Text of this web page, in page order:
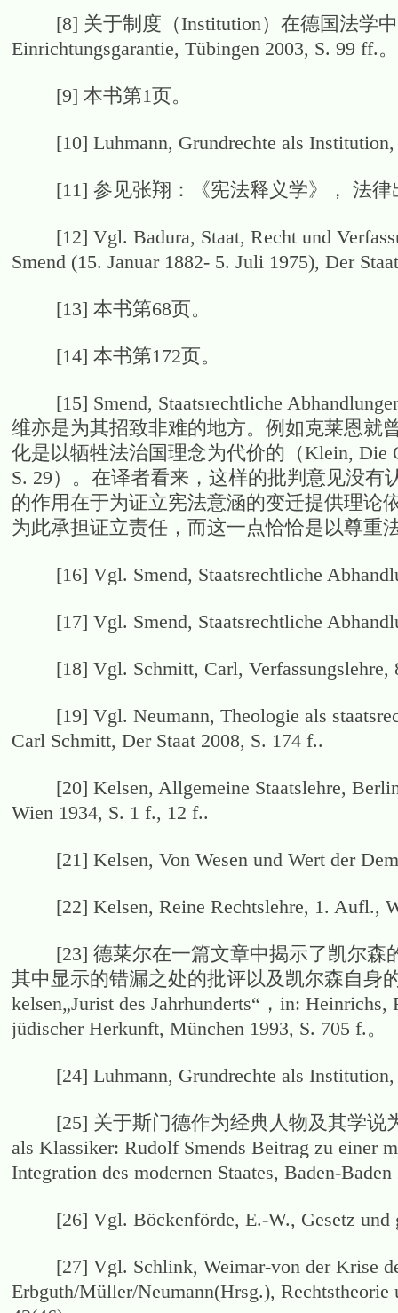
[8] 关于制度（Institution）在德国法学中
Einrichtungsgarantie, Tübingen 2003, S. 99 ff.。
[9] 本书第1页。
[10] Luhmann, Grundrechte als Institution,
[11] 参见张翔：《宪法释义学》， 法律
[12] Vgl. Badura, Staat, Recht und
Smend (15. Januar 1882- 5. Juli 1975), Der
[13] 本书第68页。
[14] 本书第172页。
[15] Smend, Staatsrechtliche
维亦是为其招致非难的地方。例如克莱恩就
化是以牺牲法治国理念为代价的（Klein, Die
S. 29）。在译者看来，这样的批判意见没
的作用在于为证立宪法意涵的变迁提供理论
为此承担证立责任，而这一点恰恰是以尊重
[16] Vgl. Smend, Staatsrechtliche
[17] Vgl. Smend, Staatsrechtliche
[18] Vgl. Schmitt, Carl, Verfassungslehre,
[19] Vgl. Neumann, Theologie als
Carl Schmitt, Der Staat 2008, S. 174 f..
[20] Kelsen, Allgemeine Staatslehre, Berlin
Wien 1934, S. 1 f., 12 f..
[21] Kelsen, Von Wesen und Wert der
[22] Kelsen, Reine Rechtslehre, 1. Aufl.,
[23] 德莱尔在一篇文章中揭示了凯尔森
其中显示的错漏之处的批评以及凯尔森自身
kelsen„Jurist des Jahrhunderts“，in:
jüdischer Herkunft, München 1993, S. 705 f.。
[24] Luhmann, Grundrechte als Institution,
[25] 关于斯门德作为经典人物及其学说为
als Klassiker: Rudolf Smends Beitrag zu einer
Integration des modernen Staates, Baden-
[26] Vgl. Böckenförde, E.-W., Gesetz und
[27] Vgl. Schlink, Weimar-von der Krise
Erbguth/Müller/Neumann(Hrsg.),